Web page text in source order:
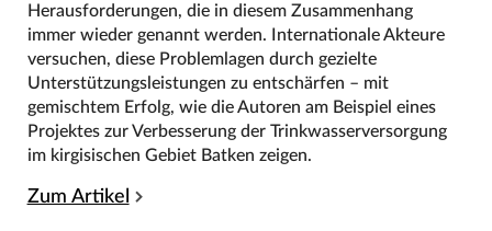
Herausforderungen, die in diesem Zusammenhang
immer wieder genannt werden. Internationale Akteure
versuchen, diese Problemlagen durch gezielte
Unterstützungsleistungen zu entschärfen – mit
gemischtem Erfolg, wie die Autoren am Beispiel eines
Projektes zur Verbesserung der Trinkwasserversorgung
im kirgisischen Gebiet Batken zeigen.
Zum Artikel